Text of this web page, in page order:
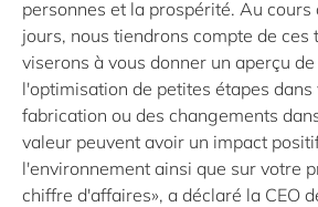
personnes et la prospérité. Au cours
jours, nous tiendrons compte de ces
viserons à vous donner un aperçu
l'optimisation de petites étapes dans
fabrication ou des changements
valeur peuvent avoir un impact
l'environnement ainsi que sur votre
chiffre d'affaires», a déclaré la CEO